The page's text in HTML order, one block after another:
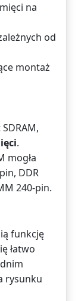
na
od
montaż
.
mogła
DDR
240-pin.
funkcję
łatwo
rysunku